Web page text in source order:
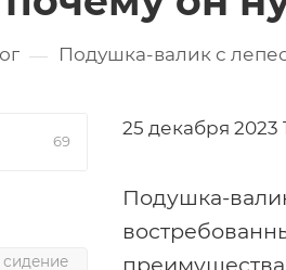
— Подушка-валик с
25 декабря 2023
Подушка-
69